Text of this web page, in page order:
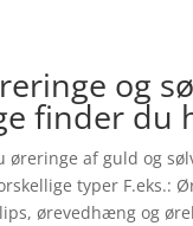
og
finder du
øreringe af guld og
typer F.eks.:
ørevedhæng og